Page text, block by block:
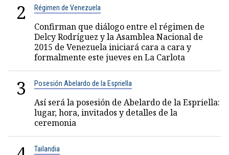
2 Régimen de Venezuela
Confirman que diálogo entre el régimen de
Delcy Rodríguez y la Asamblea Nacional de
2015 de Venezuela iniciará cara a cara y
formalmente este jueves en La Carlota
3 Posesión Abelardo de la Espriella
Así será la posesión de Abelardo de la Espriella:
lugar, hora, invitados y detalles de la
ceremonia
Tailandia